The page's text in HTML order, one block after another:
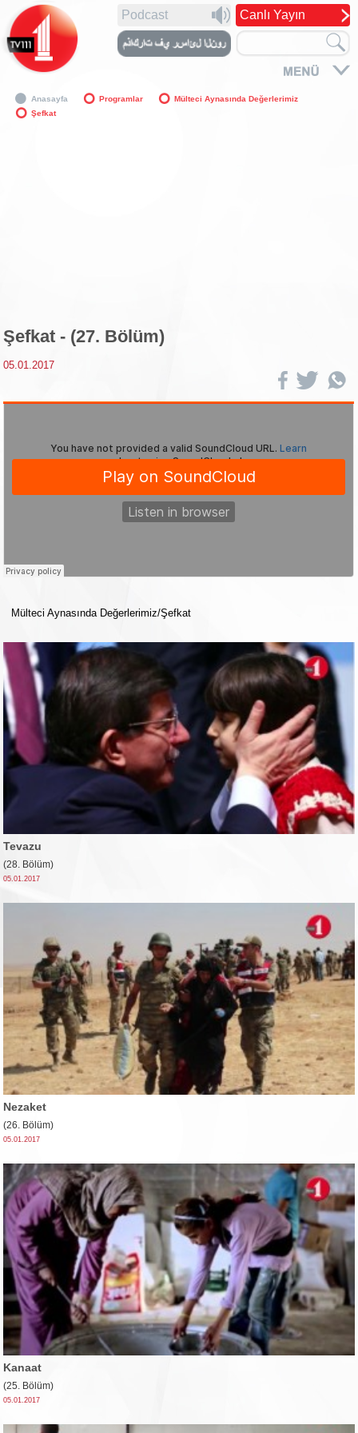
Canlı Yayın
Podcast
Anasayfa Programlar
Mülteci Aynasında Değerlerimiz
Şefkat
Şefkat - (27. Bölüm)
05.01.2017
Mülteci Aynasında Değerlerimiz/Şefkat
Tevazu
(28. Bölüm)
05.01.2017
Nezaket
(26. Bölüm)
05.01.2017
Kanaat
(25. Bölüm)
05.01.2017